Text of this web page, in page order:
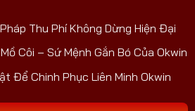
Thu Phí Không Dừng Hiện Đại
Côi – Sứ Mệnh Gắn Bó Của Okwin
Để Chinh Phục Liên Minh Okwin